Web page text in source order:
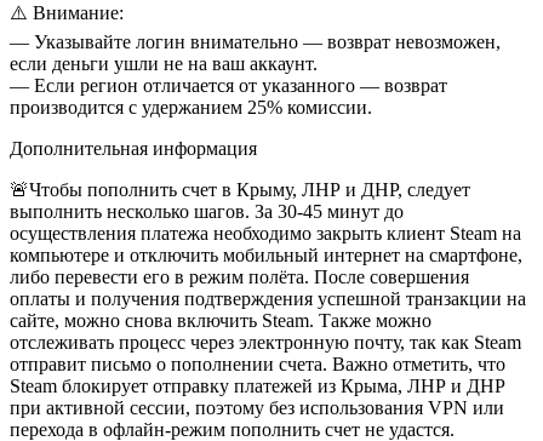
⚠️ Внимание:
— Указывайте логин внимательно — возврат невозможен,
если деньги ушли не на ваш аккаунт.
— Если регион отличается от указанного — возврат
производится с удержанием 25% комиссии.
Дополнительная информация
🚨Чтобы пополнить счет в Крыму, ЛНР и ДНР, следует
выполнить несколько шагов. За 30-45 минут до
осуществления платежа необходимо закрыть клиент Steam на
компьютере и отключить мобильный интернет на смартфоне,
либо перевести его в режим полёта. После совершения
оплаты и получения подтверждения успешной транзакции на
сайте, можно снова включить Steam. Также можно
отслеживать процесс через электронную почту, так как Steam
отправит письмо о пополнении счета. Важно отметить, что
Steam блокирует отправку платежей из Крыма, ЛНР и ДНР
при активной сессии, поэтому без использования VPN или
перехода в офлайн-режим пополнить счет не удастся.